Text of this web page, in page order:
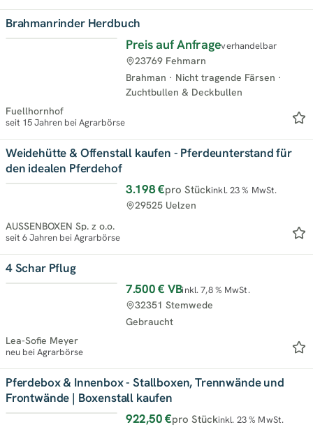
Brahmanrinder Herdbuch
Preis auf Anfrageverhandelbar
Brahman · Nicht tragende Färsen ·
Zuchtbullen & Deckbullen
23769 Fehmarn
Fuellhornhof
seit 15 Jahren bei Agrarbörse
Weidehütte & Offenstall kaufen - Pferdeunterstand für
den idealen Pferdehof
3.198 €pro Stückinkl. 23 % MwSt.
29525 Uelzen
AUSSENBOXEN Sp. z o.o.
seit 6 Jahren bei Agrarbörse
4 Schar Pflug
7.500 € VBinkl. 7,8 % MwSt.
Gebraucht
32351 Stemwede
Lea-Sofie Meyer
neu bei Agrarbörse
Pferdebox & Innenbox - Stallboxen, Trennwände und
Frontwände | Boxenstall kaufen
922,50 €pro Stückinkl. 23 % MwSt.